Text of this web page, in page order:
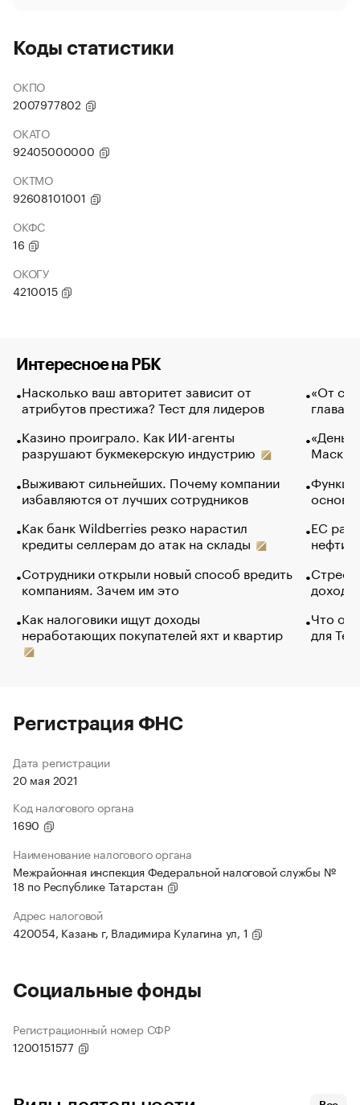
Коды статистики
ОКПО
2007977802
ОКАТО
92405000000
ОКТМО
92608101001
ОКФС
16
ОКОГУ
4210015
Интересное на РБК
Насколько ваш авторитет зависит от
атрибутов престижа? Тест для лидеров
Казино проиграло. Как ИИ-агенты
разрушают букмекерскую индустрию
Выживают сильнейших. Почему компании
избавляются от лучших сотрудников
Как банк Wildberries резко нарастил
кредиты селлерам до атак на склады
Сотрудники открыли новый способ вредить
компаниям. Зачем им это
Как налоговики ищут доходы
неработающих покупателей яхт и квартир
«От
глава
Маск в
основ
ЕС
нефти
Что
для
Регистрация ФНС
Дата регистрации
20 мая 2021
Код налогового органа
1690
Наименование налогового органа
Межрайонная инспекция Федеральной налоговой службы №
18 по Республике Татарстан
Адрес налоговой
420054, Казань г, Владимира Кулагина ул, 1
Социальные фонды
Регистрационный номер СФР
1200151577